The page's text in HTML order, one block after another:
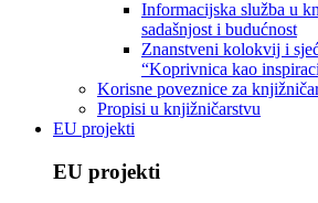
Informacijska služba u
sadašnjost i budućnost
Znanstveni kolokvij i
“Koprivnica kao
Korisne poveznice za
Propisi u knjižničarstvu
EU projekti
EU projekti